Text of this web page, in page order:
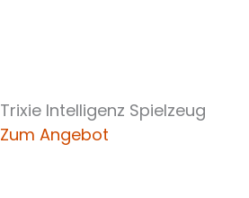
Trixie Intelligenz Spielzeug
Zum Angebot